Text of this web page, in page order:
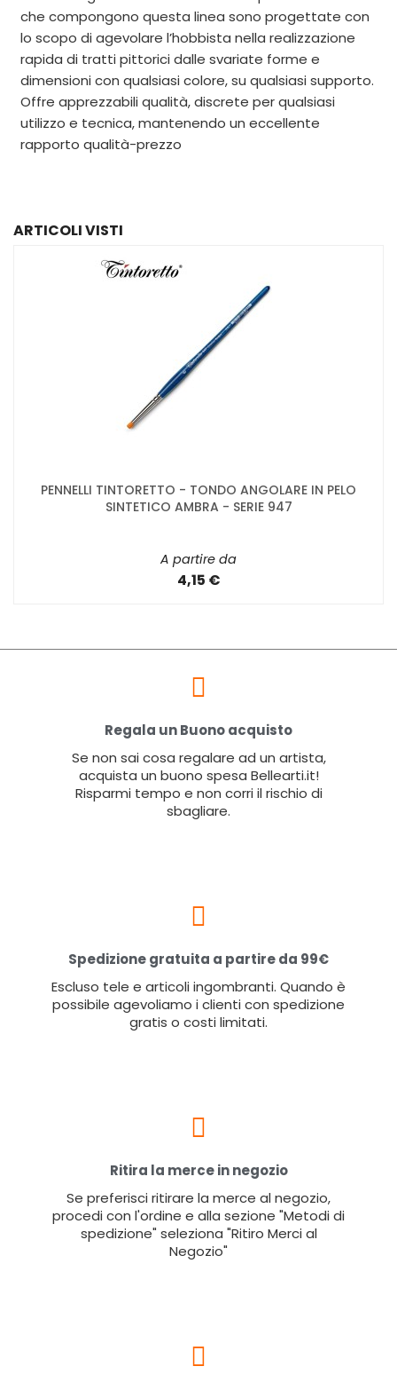
che compongono questa linea sono progettate con
lo scopo di agevolare l’hobbista nella realizzazione
rapida di tratti pittorici dalle svariate forme e
dimensioni con qualsiasi colore, su qualsiasi supporto.
Offre apprezzabili qualità, discrete per qualsiasi
utilizzo e tecnica, mantenendo un eccellente
rapporto qualità-prezzo
ARTICOLI VISTI
PENNELLI TINTORETTO - TONDO ANGOLARE IN PELO
SINTETICO AMBRA - SERIE 947
A partire da
4,15 €
Regala un Buono acquisto
Se non sai cosa regalare ad un artista,
acquista un buono spesa Bellearti.it!
Risparmi tempo e non corri il rischio di
sbagliare.
Spedizione gratuita a partire da 99€
Escluso tele e articoli ingombranti. Quando è
possibile agevoliamo i clienti con spedizione
gratis o costi limitati.
Ritira la merce in negozio
Se preferisci ritirare la merce al negozio,
procedi con l'ordine e alla sezione "Metodi di
spedizione" seleziona "Ritiro Merci al
Negozio"